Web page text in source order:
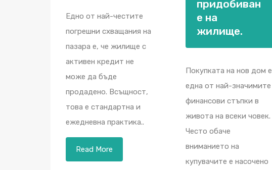
Едно от най-честите
погрешни схващания на
пазара е, че жилище с
активен кредит не
може да бъде
продадено. Всъщност,
това е стандартна и
ежедневна практика..
Read More
придобиван
е на
жилище.
Покупката на нов дом е
една от най-значимите
финансови стъпки в
живота на всеки човек.
Често обаче
вниманието на
купувачите е насочено